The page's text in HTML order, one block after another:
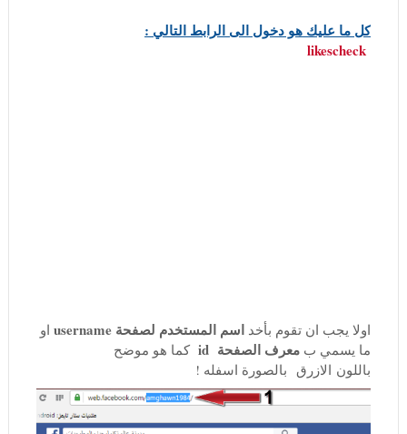
كل ما عليك هو دخول الى الرابط التالي :
likescheck
اولا يجب ان تقوم بأخد اسم المستخدم لصفحة username
او
ما يسمي ب معرف الصفحة id
كما هو موضح
باللون الازرق بالصورة اسفله !